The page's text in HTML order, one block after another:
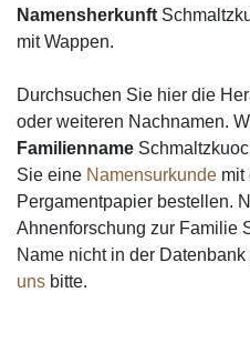
Namensherkunft
mit Wappen.
Durchsuchen Sie hier die
oder weiteren Nachnamen.
Familienname
Sie eine Namensurkunde mit
Pergamentpapier bestellen.
Ahnenforschung zur Familie
Name nicht in der
uns bitte.